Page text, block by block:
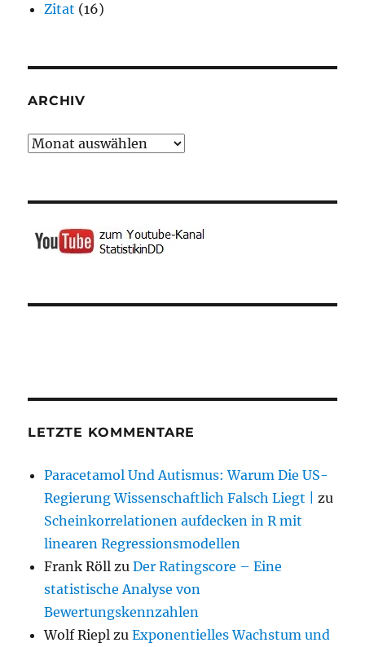
Zitat (16)
ARCHIV
Archiv
LETZTE KOMMENTARE
Paracetamol Und Autismus: Warum Die US-
Regierung Wissenschaftlich Falsch Liegt |
zu
Scheinkorrelationen aufdecken in R mit
linearen Regressionsmodellen
Frank Röll zuDer Ratingscore – Eine
statistische Analyse von
Bewertungskennzahlen
Wolf Riepl zuExponentielles Wachstum und